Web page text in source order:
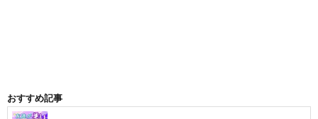
おすすめ記事